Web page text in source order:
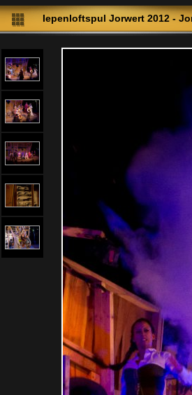
Iepenloftspul Jorwert 2012 -